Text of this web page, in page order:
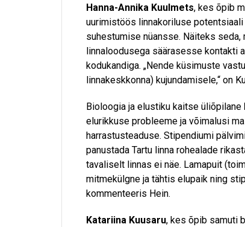
Hanna-Annika Kuulmets, kes õpib
uurimistöös linnakoriluse
suhestumise nüansse. Näiteks
linnaloodusega säärasesse kontakti
kodukandiga. „Nende küsimuste
linnakeskkonna) kujundamisele,“ on
Bioloogia ja elustiku kaitse üliõpilane
elurikkuse probleeme ja võimalusi
harrastusteaduse. Stipendiumi
panustada Tartu linna rohealade
tavaliselt linnas ei näe. Lamapuit
mitmekülgne ja tähtis elupaik ning
kommenteeris Hein.
Katariina Kuusaru, kes õpib samuti